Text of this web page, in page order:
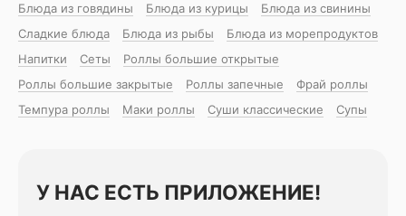
Блюда из говядины
Блюда из курицы
Блюда из свинины
Сладкие блюда
Блюда из рыбы
Блюда из морепродуктов
Напитки
Сеты
Роллы большие открытые
Роллы большие закрытые
Роллы запечные
Фрай роллы
Темпура роллы
Маки роллы Суши классические Супы
У НАС ЕСТЬ ПРИЛОЖЕНИЕ!